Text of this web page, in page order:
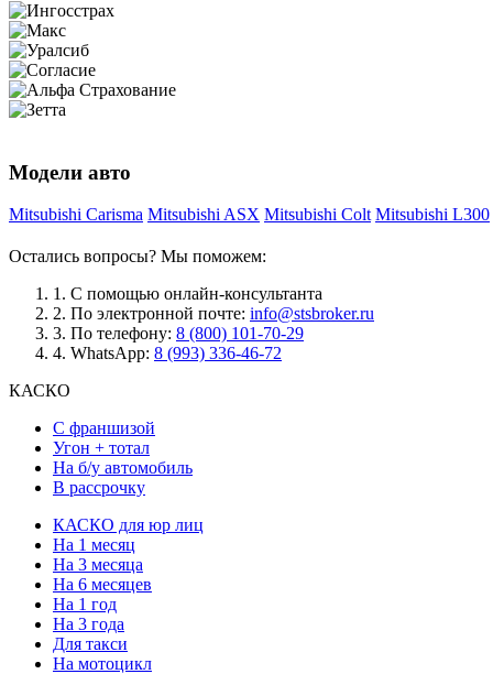
Модели авто
Mitsubishi Carisma Mitsubishi ASX Mitsubishi Colt Mitsubishi L300
Остались вопросы? Мы поможем:
1. С помощью онлайн-консультанта
2. По электронной почте: info@stsbroker.ru
3. По телефону: 8 (800) 101-70-29
4. WhatsApp: 8 (993) 336-46-72
КАСКО
С франшизой
Угон + тотал
На б/у автомобиль
В рассрочку
КАСКО для юр лиц
На 1 месяц
На 3 месяца
На 6 месяцев
На 1 год
На 3 года
Для такси
На мотоцикл